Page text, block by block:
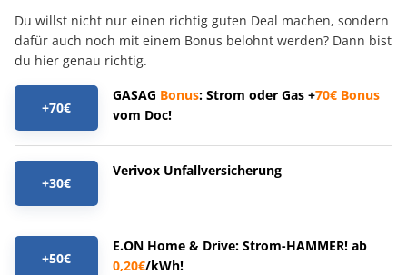
Du willst nicht nur einen richtig guten Deal machen, sondern
dafür auch noch mit einem Bonus belohnt werden? Dann bist
du hier genau richtig.
+70€
GASAG Bonus: Strom oder Gas +70€ Bonus
vom Doc!
+30€
Verivox Unfallversicherung
+50€
E.ON Home & Drive: Strom-HAMMER! ab
0,20€/kWh!